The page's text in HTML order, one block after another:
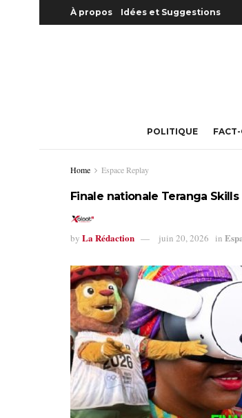
À propos Idées et Suggestions
POLITIQUE
Home Espace Replay
Finale nationale Teranga
by La Rédaction juin 20, 2026 in